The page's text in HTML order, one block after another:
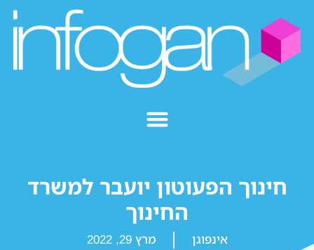
חינוך הפעוטון יועבר למשרד
החינוך
אינפוגן מרץ 29, 2022